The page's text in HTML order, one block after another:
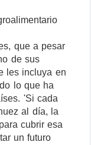
que a pesar
de sus
les incluya en
lo que ha
'Si cada
al día, la
cubrir esa
un futuro